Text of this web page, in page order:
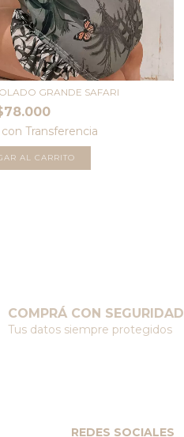
GRANDE SAFARI
con Transferencia
AL CARRITO
COMPRÁ CON SEGURIDAD
Tus datos siempre protegidos
REDES SOCIALES